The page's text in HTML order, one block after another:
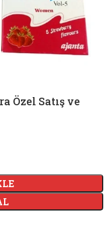
Özel Satış ve